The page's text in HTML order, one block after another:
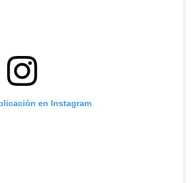
en Instagram